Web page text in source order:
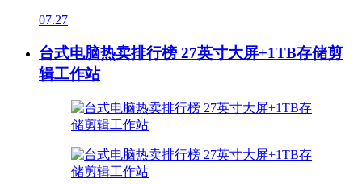
07.27
台式电脑热卖排行榜 27英寸大屏+1TB存储剪
辑工作站